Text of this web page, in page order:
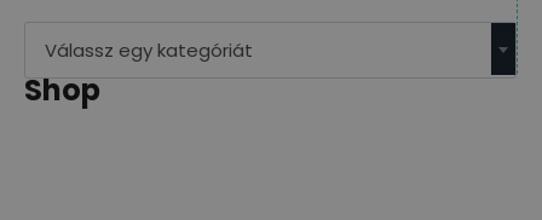
Válassz egy kategóriát
Shop